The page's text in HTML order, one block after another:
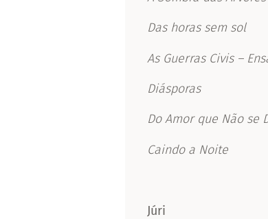
Das horas sem sol
As Guerras Civis –
Diásporas
Do Amor que Não se
Caindo a Noite
Júri